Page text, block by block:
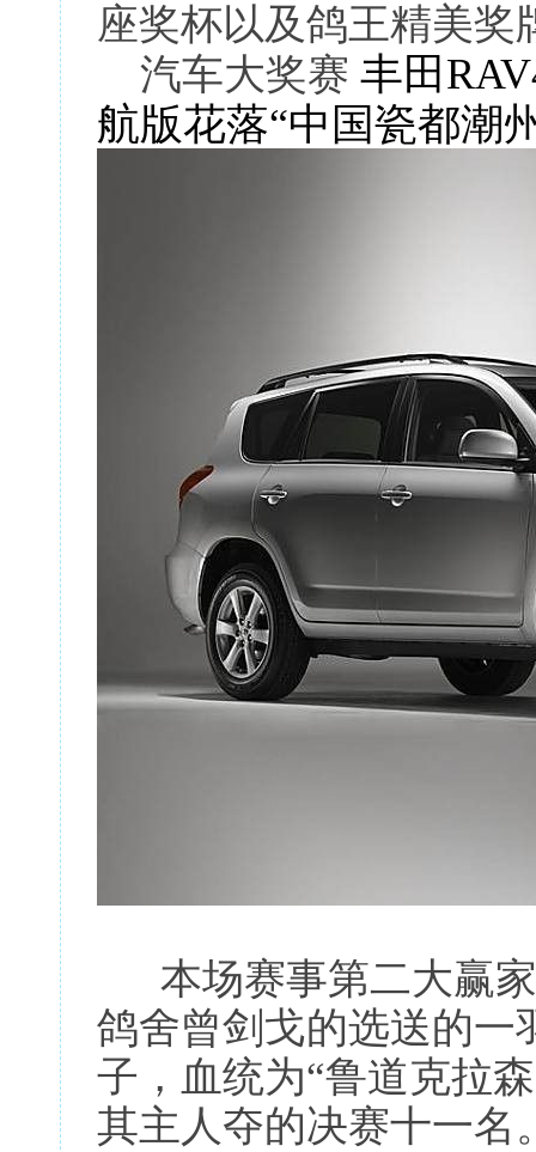
座奖杯以及鸽王精美奖
汽车大奖赛 丰田
航版花落“中国瓷都潮
本场赛事第二大赢家
鸽舍曾剑戈的选送的一
子，血统为“鲁道克拉
其主人夺的决赛十一名